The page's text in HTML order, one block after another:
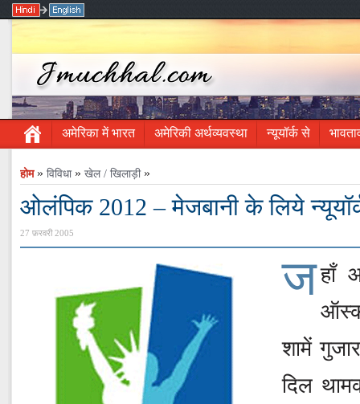
अमेरिका में भारत अमेरिकी अर्थव्यवस्था न्यूयॉर्क से
होम» विविधा» खेल / खिलाड़ी»
ओलंपिक 2012 – मेजबानी के लिये
27 फ़रवरी 2005
जहाँ
शामें
दिल